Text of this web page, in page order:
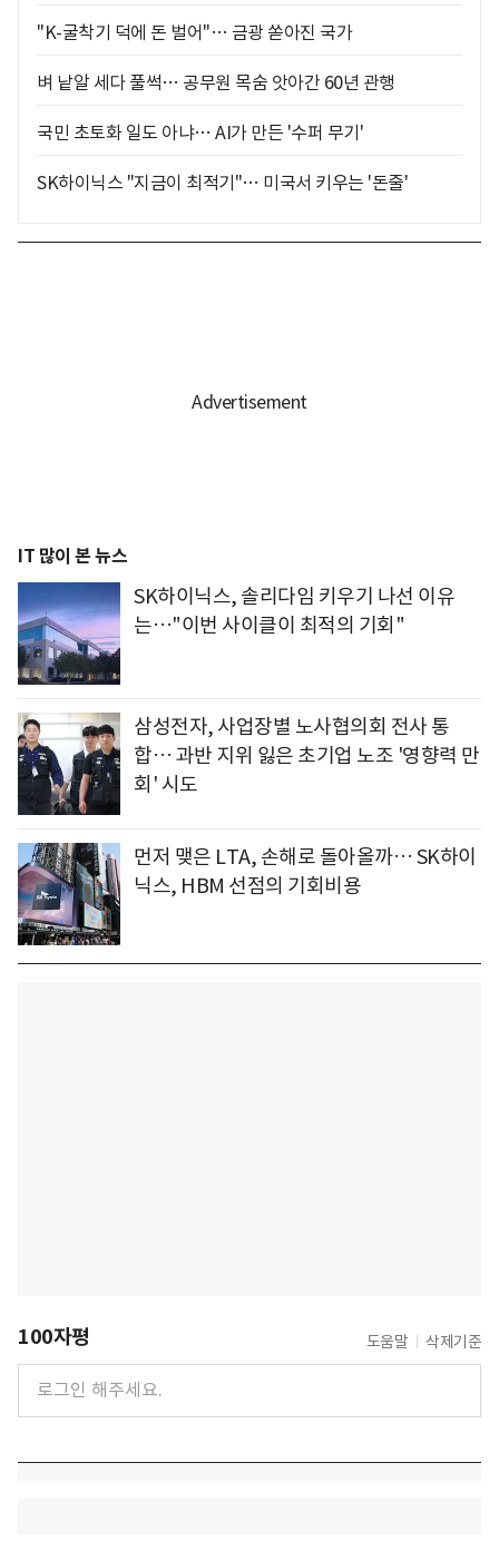
"K-굴착기 덕에 돈 벌어"… 금광 쏟아진 국가
벼 낱알 세다 풀썩… 공무원 목숨 앗아간 60년 관행
국민 초토화 일도 아냐… AI가 만든 '수퍼 무기'
SK하이닉스 "지금이 최적기"… 미국서 키우는 '돈줄'
IT 많이 본 뉴스
SK하이닉스, 솔리다임 키우기 나선 이유
는…"이번 사이클이 최적의 기회"
삼성전자, 사업장별 노사협의회 전사 통
합… 과반 지위 잃은 초기업 노조 '영향력 만
회' 시도
먼저 맺은 LTA, 손해로 돌아올까… SK하이
닉스, HBM 선점의 기회비용
100자평 도움말 삭제기준